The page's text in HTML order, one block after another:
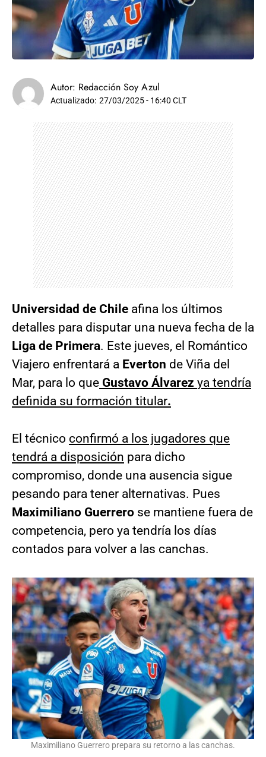
Autor: Redacción Soy Azul
Actualizado: 27/03/2025 - 16:40 CLT
Universidad de Chile afina los últimos
detalles para disputar una nueva fecha de la
Liga de Primera. Este jueves, el Romántico
Viajero enfrentará a Everton de Viña del
Mar, para lo que Gustavo Álvarez ya tendría
definida su formación titular.
El técnico confirmó a los jugadores que
tendrá a disposición para dicho
compromiso, donde una ausencia sigue
pesando para tener alternativas. Pues
Maximiliano Guerrero se mantiene fuera de
competencia, pero ya tendría los días
contados para volver a las canchas.
Maximiliano Guerrero prepara su retorno a las canchas.